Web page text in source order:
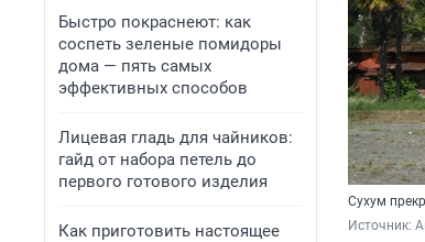
Быстро покраснеют: как
соспеть зеленые помидоры
дома — пять самых
эффективных способов
Лицевая гладь для чайников:
гайд от набора петель до
первого готового изделия
Как приготовить настоящее
Сухум
Источник: